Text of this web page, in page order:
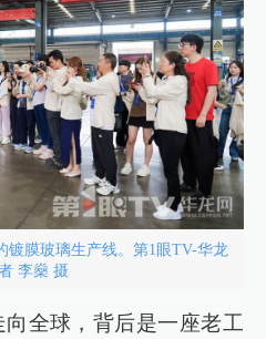
镀膜玻璃生产线。第1眼TV-华龙
李燊 摄
全球，背后是一座老工